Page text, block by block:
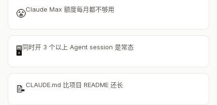
😤Claude Max 额度每月都不够用
🖥️同时开 3 个以上 Agent session 是常态
📝CLAUDE.md 比项目 README 还长